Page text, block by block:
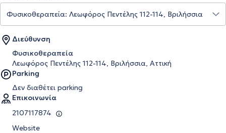
Διεύθυνση
Φυσικοθεραπεία
Λεωφόρος Πεντέλης 112-114, Βριλήσσια, Αττική
Parking
Δεν διαθέτει parking
Επικοινωνία
2107117874
Website